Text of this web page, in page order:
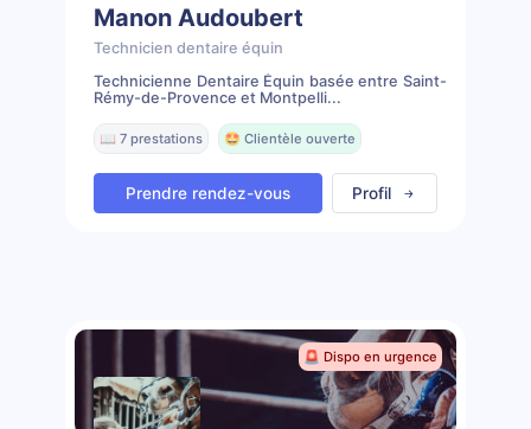
Manon Audoubert
Technicien dentaire équin
Technicienne Dentaire Équin basée entre Saint-
Rémy-de-Provence et Montpelli...
📖 7 prestations 🤩 Clientèle ouverte
Prendre rendez-vous Profil
🚨 Dispo en urgence